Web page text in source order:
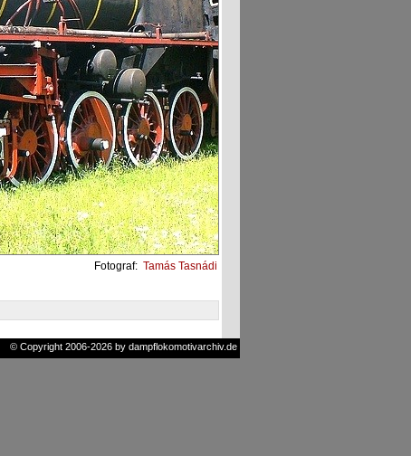
Fotograf: Tamás Tasnádi
© Copyright 2006-2026 by dampflokomotivarchiv.de